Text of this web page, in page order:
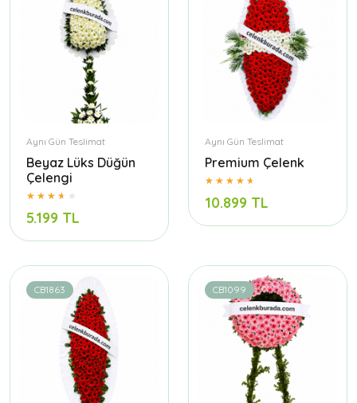
Aynı Gün Teslimat
Beyaz Lüks Düğün
Çelengi
5.199 TL
Aynı Gün Teslimat
Premium Çelenk
10.899 TL
CB1863 CB1099